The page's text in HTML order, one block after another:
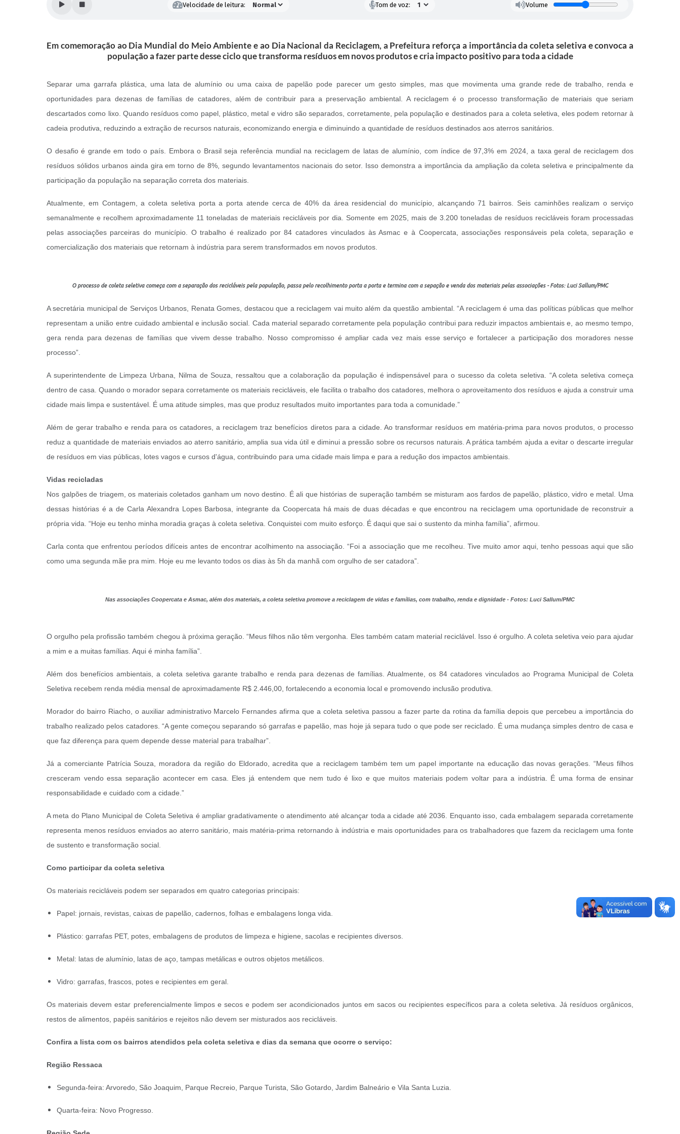
Velocidade de leitura: Tom de voz: Volume
Em comemoração ao Dia Mundial do Meio Ambiente e ao Dia Nacional da Reciclagem, a Prefeitura reforça a importância da coleta seletiva e convoca a
população a fazer parte desse ciclo que transforma resíduos em novos produtos e cria impacto positivo para toda a cidade
Separar uma garrafa plástica, uma lata de alumínio ou uma caixa de papelão pode parecer um gesto simples, mas que movimenta uma grande rede de trabalho, renda e
oportunidades para dezenas de famílias de catadores, além de contribuir para a preservação ambiental. A reciclagem é o processo transformação de materiais que seriam
descartados como lixo. Quando resíduos como papel, plástico, metal e vidro são separados, corretamente, pela população e destinados para a coleta seletiva, eles podem retornar à
cadeia produtiva, reduzindo a extração de recursos naturais, economizando energia e diminuindo a quantidade de resíduos destinados aos aterros sanitários.
O desafio é grande em todo o país. Embora o Brasil seja referência mundial na reciclagem de latas de alumínio, com índice de 97,3% em 2024, a taxa geral de reciclagem dos
resíduos sólidos urbanos ainda gira em torno de 8%, segundo levantamentos nacionais do setor. Isso demonstra a importância da ampliação da coleta seletiva e principalmente da
participação da população na separação correta dos materiais.
Atualmente, em Contagem, a coleta seletiva porta a porta atende cerca de 40% da área residencial do município, alcançando 71 bairros. Seis caminhões realizam o serviço
semanalmente e recolhem aproximadamente 11 toneladas de materiais recicláveis por dia. Somente em 2025, mais de 3.200 toneladas de resíduos recicláveis foram processadas
pelas associações parceiras do município. O trabalho é realizado por 84 catadores vinculados às Asmac e à Coopercata, associações responsáveis pela coleta, separação e
comercialização dos materiais que retornam à indústria para serem transformados em novos produtos.
O processo de coleta seletiva começa com a separação dos recicláveis pela população, passa pelo recolhimento porta a porta e termina com a sepação e venda dos materiais pelas associações - Fotos: Luci Sallum/PMC
A secretária municipal de Serviços Urbanos, Renata Gomes, destacou que a reciclagem vai muito além da questão ambiental. “A reciclagem é uma das políticas públicas que melhor
representam a união entre cuidado ambiental e inclusão social. Cada material separado corretamente pela população contribui para reduzir impactos ambientais e, ao mesmo tempo,
gera renda para dezenas de famílias que vivem desse trabalho. Nosso compromisso é ampliar cada vez mais esse serviço e fortalecer a participação dos moradores nesse
processo”.
A superintendente de Limpeza Urbana, Nilma de Souza, ressaltou que a colaboração da população é indispensável para o sucesso da coleta seletiva. “A coleta seletiva começa
dentro de casa. Quando o morador separa corretamente os materiais recicláveis, ele facilita o trabalho dos catadores, melhora o aproveitamento dos resíduos e ajuda a construir uma
cidade mais limpa e sustentável. É uma atitude simples, mas que produz resultados muito importantes para toda a comunidade.”
Além de gerar trabalho e renda para os catadores, a reciclagem traz benefícios diretos para a cidade. Ao transformar resíduos em matéria-prima para novos produtos, o processo
reduz a quantidade de materiais enviados ao aterro sanitário, amplia sua vida útil e diminui a pressão sobre os recursos naturais. A prática também ajuda a evitar o descarte irregular
de resíduos em vias públicas, lotes vagos e cursos d'água, contribuindo para uma cidade mais limpa e para a redução dos impactos ambientais.
Vidas recicladas
Nos galpões de triagem, os materiais coletados ganham um novo destino. É ali que histórias de superação também se misturam aos fardos de papelão, plástico, vidro e metal. Uma
dessas histórias é a de Carla Alexandra Lopes Barbosa, integrante da Coopercata há mais de duas décadas e que encontrou na reciclagem uma oportunidade de reconstruir a
própria vida. “Hoje eu tenho minha moradia graças à coleta seletiva. Conquistei com muito esforço. É daqui que sai o sustento da minha família”, afirmou.
Carla conta que enfrentou períodos difíceis antes de encontrar acolhimento na associação. “Foi a associação que me recolheu. Tive muito amor aqui, tenho pessoas aqui que são
como uma segunda mãe pra mim. Hoje eu me levanto todos os dias às 5h da manhã com orgulho de ser catadora”.
Nas associações Coopercata e Asmac, além dos materiais, a coleta seletiva promove a reciclagem de vidas e famílias, com trabalho, renda e dignidade - Fotos: Luci Sallum/PMC
O orgulho pela profissão também chegou à próxima geração. “Meus filhos não têm vergonha. Eles também catam material reciclável. Isso é orgulho. A coleta seletiva veio para ajudar
a mim e a muitas famílias. Aqui é minha família”.
Além dos benefícios ambientais, a coleta seletiva garante trabalho e renda para dezenas de famílias. Atualmente, os 84 catadores vinculados ao Programa Municipal de Coleta
Seletiva recebem renda média mensal de aproximadamente R$ 2.446,00, fortalecendo a economia local e promovendo inclusão produtiva.
Morador do bairro Riacho, o auxiliar administrativo Marcelo Fernandes afirma que a coleta seletiva passou a fazer parte da rotina da família depois que percebeu a importância do
trabalho realizado pelos catadores. “A gente começou separando só garrafas e papelão, mas hoje já separa tudo o que pode ser reciclado. É uma mudança simples dentro de casa e
que faz diferença para quem depende desse material para trabalhar”.
Já a comerciante Patrícia Souza, moradora da região do Eldorado, acredita que a reciclagem também tem um papel importante na educação das novas gerações. “Meus filhos
cresceram vendo essa separação acontecer em casa. Eles já entendem que nem tudo é lixo e que muitos materiais podem voltar para a indústria. É uma forma de ensinar
responsabilidade e cuidado com a cidade.”
A meta do Plano Municipal de Coleta Seletiva é ampliar gradativamente o atendimento até alcançar toda a cidade até 2036. Enquanto isso, cada embalagem separada corretamente
representa menos resíduos enviados ao aterro sanitário, mais matéria-prima retornando à indústria e mais oportunidades para os trabalhadores que fazem da reciclagem uma fonte
de sustento e transformação social.
Como participar da coleta seletiva
Os materiais recicláveis podem ser separados em quatro categorias principais:
Papel: jornais, revistas, caixas de papelão, cadernos, folhas e embalagens longa vida.
Plástico: garrafas PET, potes, embalagens de produtos de limpeza e higiene, sacolas e recipientes diversos.
Metal: latas de alumínio, latas de aço, tampas metálicas e outros objetos metálicos.
Vidro: garrafas, frascos, potes e recipientes em geral.
Os materiais devem estar preferencialmente limpos e secos e podem ser acondicionados juntos em sacos ou recipientes específicos para a coleta seletiva. Já resíduos orgânicos,
restos de alimentos, papéis sanitários e rejeitos não devem ser misturados aos recicláveis.
Confira a lista com os bairros atendidos pela coleta seletiva e dias da semana que ocorre o serviço:
Região Ressaca
Segunda-feira: Arvoredo, São Joaquim, Parque Recreio, Parque Turista, São Gotardo, Jardim Balneário e Vila Santa Luzia.
Quarta-feira: Novo Progresso.